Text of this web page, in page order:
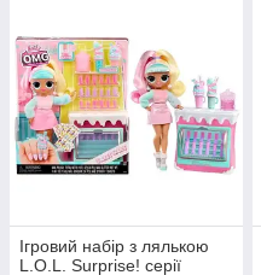
Ігровий набір з лялькою
L.O.L. Surprise! серії